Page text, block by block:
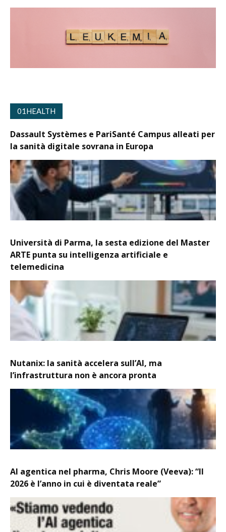
01HEALTH
Dassault Systèmes e PariSanté Campus alleati per
la sanità digitale sovrana in Europa
Università di Parma, la sesta edizione del Master
ARTE punta su intelligenza artificiale e
telemedicina
Nutanix: la sanità accelera sull’AI, ma
l’infrastruttura non è ancora pronta
AI agentica nel pharma, Chris Moore (Veeva): “Il
2026 è l’anno in cui è diventata reale”